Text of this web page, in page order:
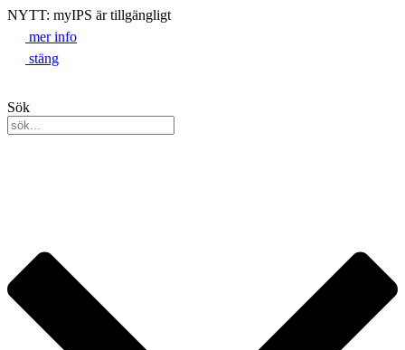
NYTT: myIPS är tillgängligt
mer info
stäng
Sök